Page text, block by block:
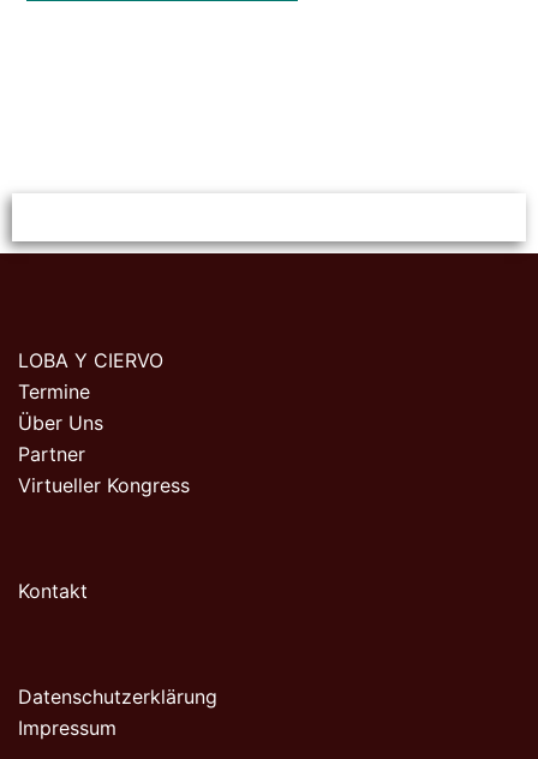
LOBA Y CIERVO
Termine
Über Uns
Partner
Virtueller Kongress
Kontakt
Datenschutzerklärung
Impressum